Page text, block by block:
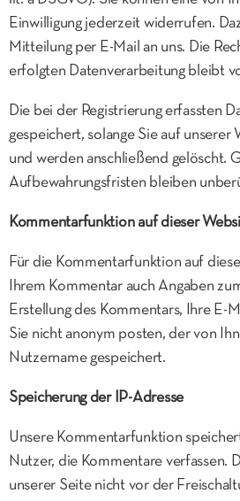
Einwilligung jederzeit widerrufen.
Mitteilung per E-Mail an uns. Die
erfolgten Datenverarbeitung bleibt
Die bei der Registrierung erfassten
gespeichert, solange Sie auf unserer
und werden anschließend gelöscht.
Aufbewahrungsfristen bleiben
Kommentarfunktion auf dieser
Für die Kommentarfunktion auf
Ihrem Kommentar auch Angaben
Erstellung des Kommentars, Ihre E-
Sie nicht anonym posten, der von
Nutzername gespeichert.
Speicherung der IP-Adresse
Unsere Kommentarfunktion
Nutzer, die Kommentare verfassen.
unserer Seite nicht vor der